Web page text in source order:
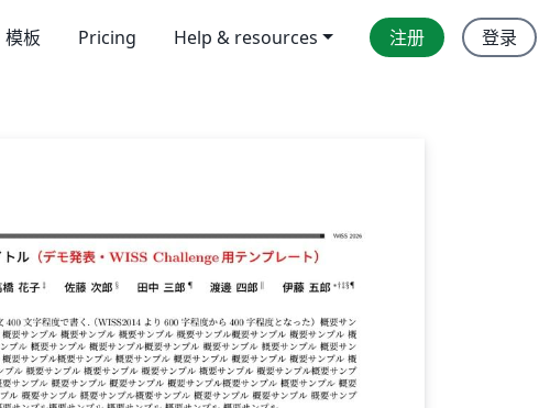
模板 Pricing Help & resources 注册 登录